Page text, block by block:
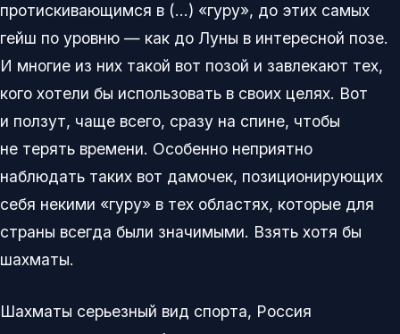
протискивающимся в (…) «гуру», до этих самых
гейш по уровню — как до Луны в интересной позе.
И многие из них такой вот позой и завлекают тех,
кого хотели бы использовать в своих целях. Вот
и ползут, чаще всего, сразу на спине, чтобы
не терять времени. Особенно неприятно
наблюдать таких вот дамочек, позиционирующих
себя некими «гуру» в тех областях, которые для
страны всегда были значимыми. Взять хотя бы
шахматы.
Шахматы серьезный вид спорта, Россия